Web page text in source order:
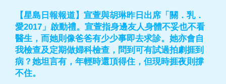
【星島日報報道】宣萱與胡琳昨日出席「關．乳．
愛2017」啟動禮。宣萱指身邊友人身體不妥也不看
醫生，而她則像爸爸有少少事即去求診。她亦會自
我檢查及定期做婦科檢查，問到可有試過拍劇捱到
病？她坦言有，年輕時還頂得住，但現時捱夜則撐
不住。